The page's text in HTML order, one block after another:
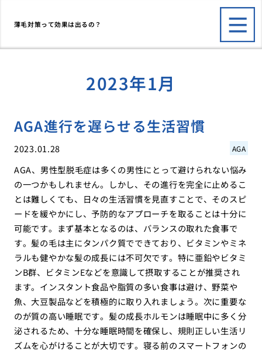
薄毛対策って効果は出るの？
2023年1月
AGA進行を遅らせる生活習慣
2023.01.28 AGA
AGA、男性型脱毛症は多くの男性にとって避けられない悩み
の一つかもしれません。しかし、その進行を完全に止めるこ
とは難しくても、日々の生活習慣を見直すことで、そのスピ
ードを緩やかにし、予防的なアプローチを取ることは十分に
可能です。まず基本となるのは、バランスの取れた食事で
す。髪の毛は主にタンパク質でできており、ビタミンやミネ
ラルも健やかな髪の成長には不可欠です。特に亜鉛やビタミ
ンB群、ビタミンEなどを意識して摂取することが推奨され
ます。インスタント食品や脂質の多い食事は避け、野菜や
魚、大豆製品などを積極的に取り入れましょう。次に重要な
のが質の高い睡眠です。髪の成長ホルモンは睡眠中に多く分
泌されるため、十分な睡眠時間を確保し、規則正しい生活リ
ズムを心がけることが大切です。寝る前のスマートフォンの